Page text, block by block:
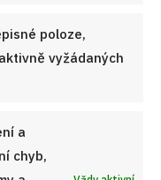
poloze,
vyžádaných
a
chyb,